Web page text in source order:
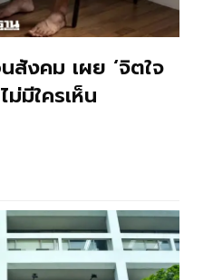
สังคม เผย ‘จิตใจ
มีใครเห็น